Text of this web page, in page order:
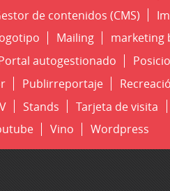
de contenidos (CMS)
Mailing marketing
autogestionado
Publirreportaje
Stands Tarjeta de visita
Vino Wordpress